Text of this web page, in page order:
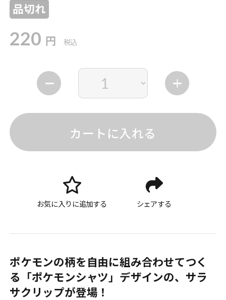
品切れ
220 円 税込
カートに入れる
お気に入りに追加する シェアする
ポケモンの柄を自由に組み合わせてつく
る「ポケモンシャツ」デザインの、サラ
サクリップが登場！